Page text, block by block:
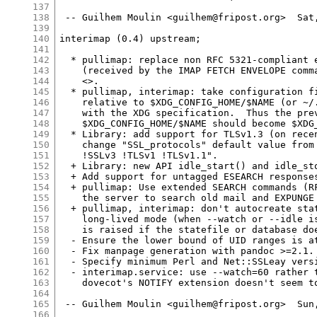
137
138
139
140
141
142
143
144
145
146
147
148
149
150
151
152
153
154
155
156
157
158
159
160
161
162
163
164
165
166